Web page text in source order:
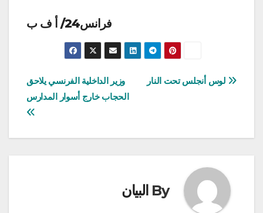
فرانس24/ أ ف ب
تصفّح
وزير الداخلية الفرنسي يلاحق
الحجاب خارج أسوار المدارس
لوس أنجلس تحت النار
By البيان